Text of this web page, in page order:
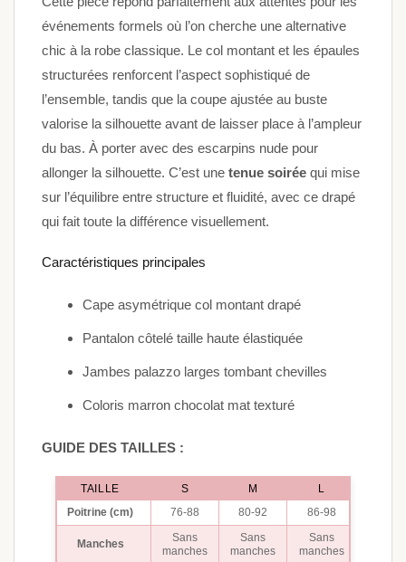
événements formels où l’on cherche une alternative
chic à la robe classique. Le col montant et les épaules
structurées renforcent l’aspect sophistiqué de
l’ensemble, tandis que la coupe ajustée au buste
valorise la silhouette avant de laisser place à l’ampleur
du bas. À porter avec des escarpins nude pour
allonger la silhouette. C’est une tenue soirée qui mise
sur l’équilibre entre structure et fluidité, avec ce drapé
qui fait toute la différence visuellement.
Caractéristiques principales
Cape asymétrique col montant drapé
Pantalon côtelé taille haute élastiquée
Jambes palazzo larges tombant chevilles
Coloris marron chocolat mat texturé
GUIDE DES TAILLES :
TAILLE S M
L
Poitrine (cm)
76-88 80-92 86-98
Manches
Sans
manches
Sans
manches
Sans
manches